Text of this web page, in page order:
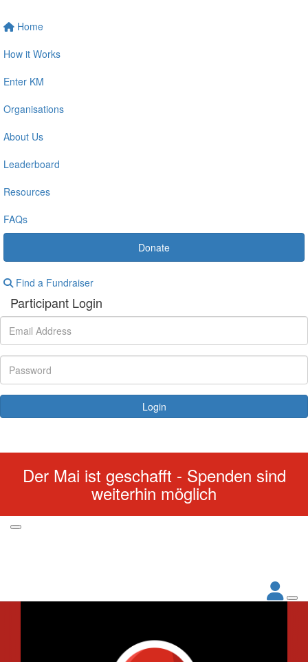
Home
How it Works
Enter KM
Organisations
About Us
Leaderboard
Resources
FAQs
Donate
Find a Fundraiser
Participant Login
Login
Der Mai ist geschafft - Spenden sind
weiterhin möglich